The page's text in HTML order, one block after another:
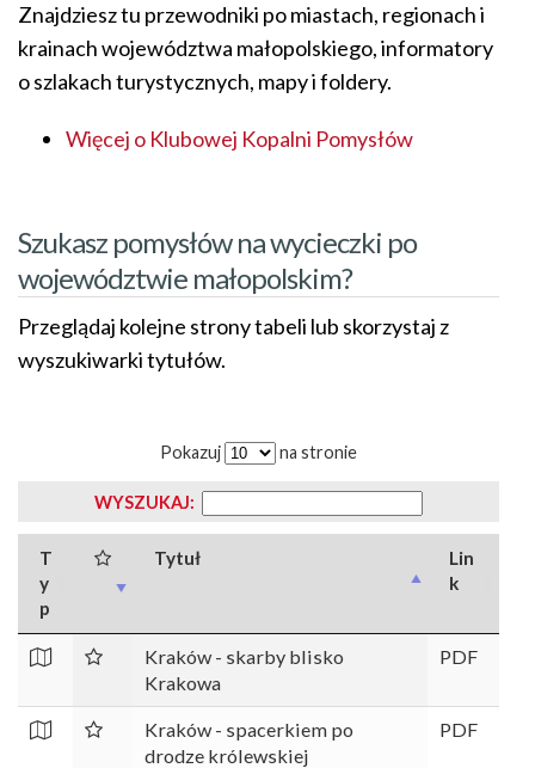
Znajdziesz tu przewodniki po miastach, regionach i
krainach województwa małopolskiego, informatory
o szlakach turystycznych, mapy i foldery.
Więcej o Klubowej Kopalni Pomysłów
Szukasz pomysłów na wycieczki po
województwie małopolskim?
Przeglądaj kolejne strony tabeli lub skorzystaj z
wyszukiwarki tytułów.
Pokazuj na stronie
WYSZUKAJ:
T
y
p
Tytuł
Lin
k
Kraków - skarby blisko
Krakowa
PDF
Kraków - spacerkiem po
drodze królewskiej
PDF